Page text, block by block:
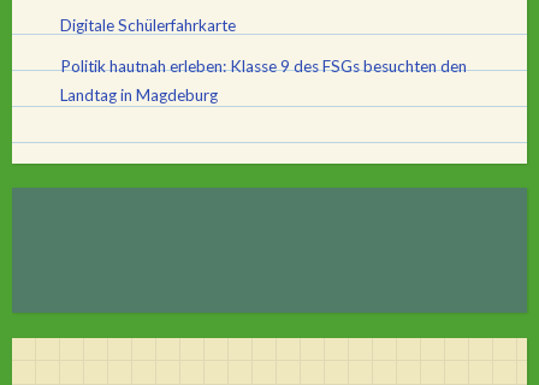
Digitale Schülerfahrkarte
Politik hautnah erleben: Klasse 9 des FSGs besuchten den
Landtag in Magdeburg